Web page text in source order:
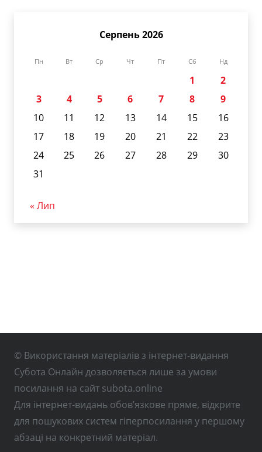
Серпень 2026
Пн Вт Ср Чт Пт Сб Нд
1
2
3
4 5 6 7 8
9
10
11 12 13 14 15
16
17
18 19 20 21 22
23
24
25 26 27 28 29
30
31
« Лип
© Використання матеріалів з інтернет-видання
Субота Онлайн дозволяється лише за умови
посилання на сайт subota.online
Для інтернет-видань обов’язкове пряме, відкрите
для пошукових систем гіперпосилання у першому
абзаці на конкретний матеріал.